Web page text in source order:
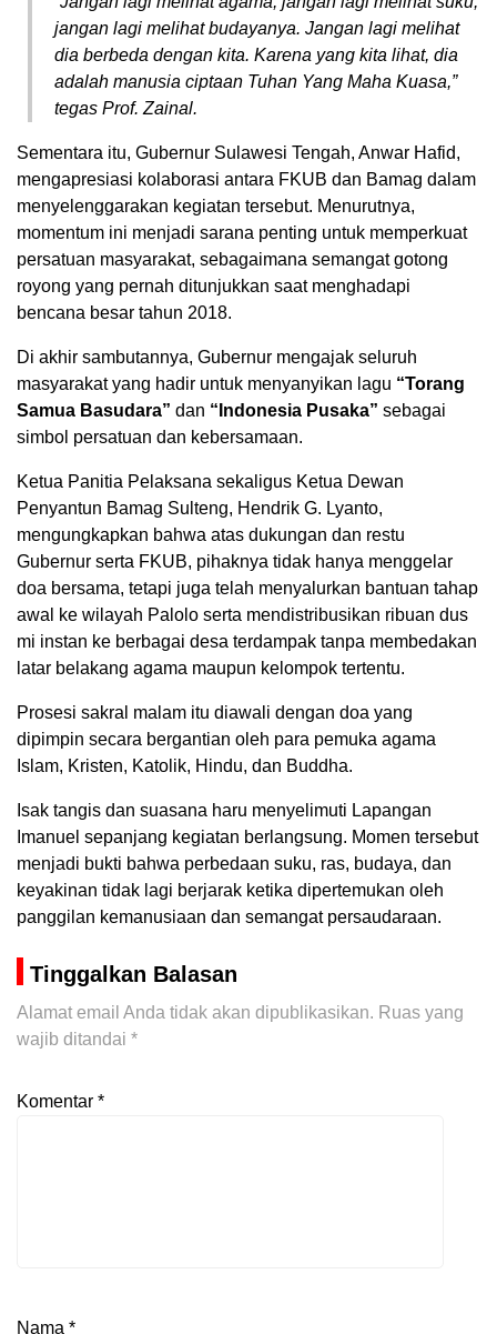
jangan lagi melihat budayanya. Jangan lagi melihat
dia berbeda dengan kita. Karena yang kita lihat, dia
adalah manusia ciptaan Tuhan Yang Maha Kuasa,”
tegas Prof. Zainal.
Sementara itu, Gubernur Sulawesi Tengah, Anwar Hafid,
mengapresiasi kolaborasi antara FKUB dan Bamag dalam
menyelenggarakan kegiatan tersebut. Menurutnya,
momentum ini menjadi sarana penting untuk memperkuat
persatuan masyarakat, sebagaimana semangat gotong
royong yang pernah ditunjukkan saat menghadapi
bencana besar tahun 2018.
Di akhir sambutannya, Gubernur mengajak seluruh
masyarakat yang hadir untuk menyanyikan lagu “Torang
Samua Basudara” dan “Indonesia Pusaka” sebagai
simbol persatuan dan kebersamaan.
Ketua Panitia Pelaksana sekaligus Ketua Dewan
Penyantun Bamag Sulteng, Hendrik G. Lyanto,
mengungkapkan bahwa atas dukungan dan restu
Gubernur serta FKUB, pihaknya tidak hanya menggelar
doa bersama, tetapi juga telah menyalurkan bantuan tahap
awal ke wilayah Palolo serta mendistribusikan ribuan dus
mi instan ke berbagai desa terdampak tanpa membedakan
latar belakang agama maupun kelompok tertentu.
Prosesi sakral malam itu diawali dengan doa yang
dipimpin secara bergantian oleh para pemuka agama
Islam, Kristen, Katolik, Hindu, dan Buddha.
Isak tangis dan suasana haru menyelimuti Lapangan
Imanuel sepanjang kegiatan berlangsung. Momen tersebut
menjadi bukti bahwa perbedaan suku, ras, budaya, dan
keyakinan tidak lagi berjarak ketika dipertemukan oleh
panggilan kemanusiaan dan semangat persaudaraan.
Tinggalkan Balasan
Alamat email Anda tidak akan dipublikasikan. Ruas yang
wajib ditandai *
Komentar *
Nama *